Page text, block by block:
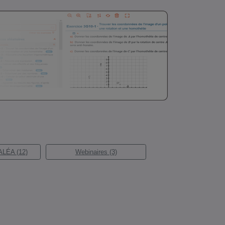
(12) Webinaires (3)